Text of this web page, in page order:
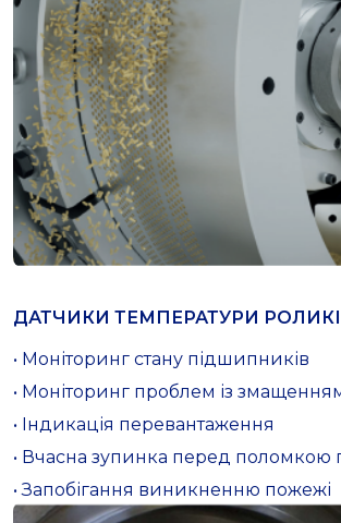
ДАТЧИКИ ТЕМПЕРАТУРИ
• Моніторинг стану підшипників
• Моніторинг проблем із
• Індикація перевантаження
• Вчасна зупинка перед поломкою
• Запобігання виникненню пожежі